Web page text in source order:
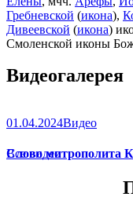
Гребневской (икона),
Дивеевской (икона)
Смоленской иконы
(икона),Игрицкая,
Сергиевская(в Троице-
Видеогалерея
01.04.2024Видео
Слово митрополита
Все видео